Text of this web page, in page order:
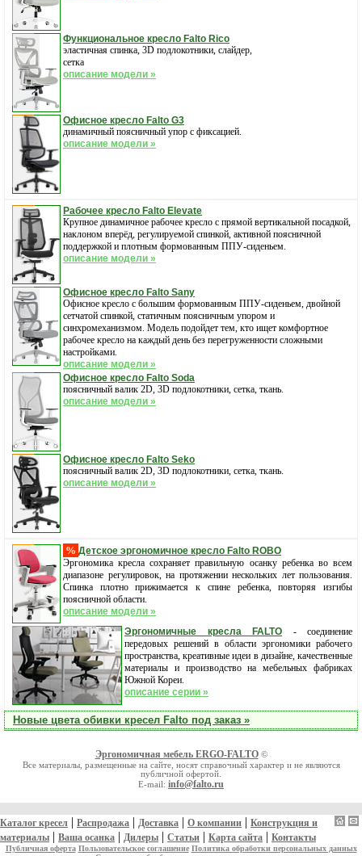
Функциональное кресло Falto Rico
эластичная спинка, 3D подлокотники, слайдер,
сетка
описание модели »
Офисное кресло Falto G3
динамичный поясничный упор с фиксацией.
описание модели »
Рабочее кресло Falto Elevate
Крупное динамичное рабочее кресло с прямой вертикальной посадкой,
наклоном вперёд, регулируемой спинкой, активной поясничной
поддержкой и плотным формованным ППУ-сиденьем.
описание модели »
Офисное кресло Falto Sany
Офисное кресло с большим формованным ППУ-сиденьем, двойной
сетчатой спинкой, статичным поясничным упором и
синхромеханизмом. Модель подойдет тем, кто ищет комфортное
рабочее кресло на каждый день без перегруженности сложными
настройками.
описание модели »
Офисное кресло Falto Soda
поясничный валик 2D, 3D подлокотники, сетка, ткань.
описание модели »
Офисное кресло Falto Seko
поясничный валик 2D, 3D подлокотники, сетка, ткань.
описание модели »
% Детское эргономичное кресло Falto ROBO
Эргономика кресла сохраняет правильную осанку ребенка во всем
диапазоне регулировок, на протяжении нескольких лет пользования.
Спинка плотно прижимается к спине ребенка, повторяя изгибы
поясничной области.
описание модели »
Эргономичные кресла FALTO - соединение
передовых решений в области эргономики рабочего
пространства, креативные идеи в дизайне, качественные
материалы и производство на мебельных фабриках
Южной Кореи.
описание серии »
Новые цвета обивки кресел Falto под заказ »
Эргономичная мебель ERGO-FALTO©
Все материалы, размещенные на сайте, носят справочный характер и не являются
публичной офертой.
E-mail: info@falto.ru
Каталог кресел | Распродажа | Доставка | О компании | Конструкция и
материалы | Ваша осанка | Дилеры | Статьи | Карта сайта | Контакты
Публичная оферта Пользовательское соглашение Политика обработки персональных данных